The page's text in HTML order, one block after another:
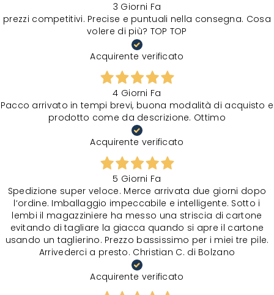
3 Giorni Fa
prezzi competitivi. Precise e puntuali nella consegna. Cosa
volere di più? TOP TOP
Acquirente verificato
4 Giorni Fa
Pacco arrivato in tempi brevi, buona modalità di acquisto e
prodotto come da descrizione. Ottimo
Acquirente verificato
5 Giorni Fa
Spedizione super veloce. Merce arrivata due giorni dopo
l‘ordine. Imballaggio impeccabile e intelligente. Sotto i
lembi il magazziniere ha messo una striscia di cartone
evitando di tagliare la giacca quando si apre il cartone
usando un taglierino. Prezzo bassissimo per i miei tre pile.
Arrivederci a presto. Christian C. di Bolzano
Acquirente verificato